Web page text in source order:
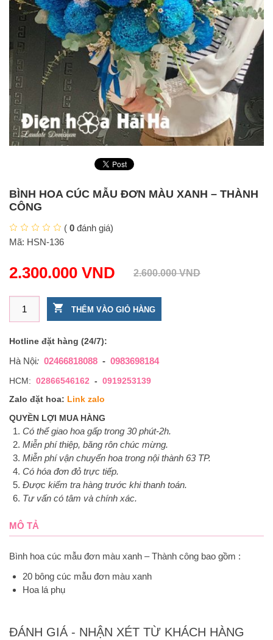
BÌNH HOA CÚC MẪU ĐƠN MÀU XANH – THÀNH
CÔNG
( 0 đánh giá)
Mã: HSN-136
2.600.000VND
2.300.000 VND
Bình hoa cúc mẫu đơn màu xanh – Thành công số lượng
THÊM VÀO GIỎ HÀNG
Hotline đặt hàng (24/7):
Hà Nội: 02466818088 - 0983698184
HCM: 02866546162 - 0919253139
Zalo đặt hoa: Link zalo
QUYỀN LỢI MUA HÀNG
Có thể giao hoa gấp trong 30 phút-2h.
Miễn phí thiệp, băng rôn chúc mừng.
Miễn phí vận chuyển hoa trong nội thành 63 TP.
Có hóa đơn đỏ trực tiếp.
Được kiểm tra hàng trước khi thanh toán.
Tư vấn có tâm và chính xác.
MÔ TẢ
Bình hoa cúc mẫu đơn màu xanh – Thành công bao gồm :
20 bông cúc mẫu đơn màu xanh
Hoa lá phụ
ĐÁNH GIÁ - NHẬN XÉT TỪ KHÁCH HÀNG